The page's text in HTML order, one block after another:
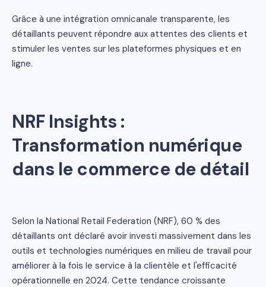
Grâce à une intégration omnicanale transparente, les
détaillants peuvent répondre aux attentes des clients et
stimuler les ventes sur les plateformes physiques et en
ligne.
NRF Insights :
Transformation numérique
dans le commerce de détail
Selon la National Retail Federation (NRF), 60 % des
détaillants ont déclaré avoir investi massivement dans les
outils et technologies numériques en milieu de travail pour
améliorer à la fois le service à la clientèle et l'efficacité
opérationnelle en 2024. Cette tendance croissante